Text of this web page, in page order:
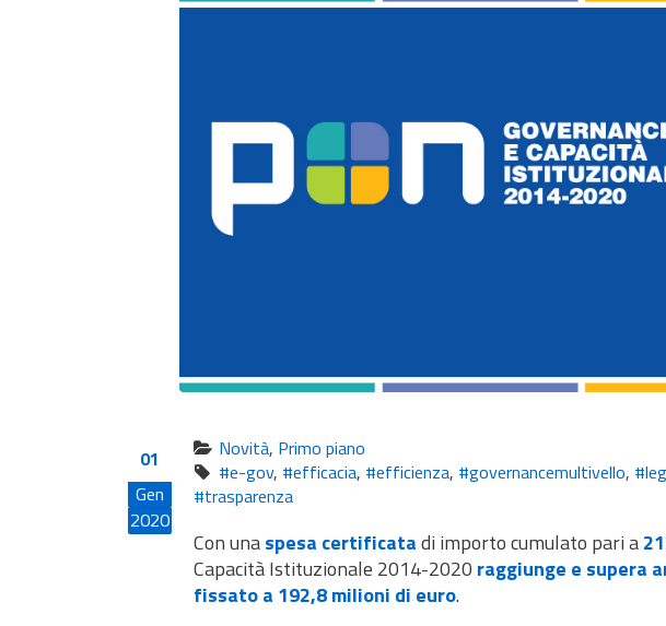
01
Gen
2020
Novità, Primo piano
#e-gov, #efficacia, #efficienza, #governancemultivello,
#trasparenza
Con unaspesa certificatadi importo cumulato pari a
Capacità Istituzionale 2014-2020 raggiunge e supera
fissato a 192,8 milioni di euro.